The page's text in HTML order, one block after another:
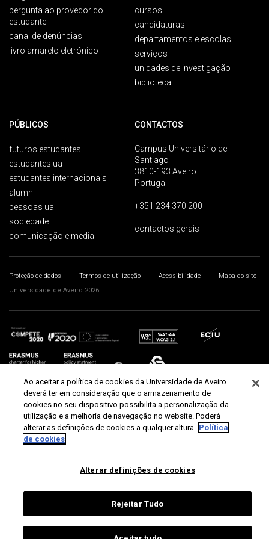
pergunta ao provedor do
estudante
canal de denúncias
livro amarelo eletrónico
cursos
candidaturas
departamentos e escolas
serviços
unidades de investigação
biblioteca
PÚBLICOS
futuros estudantes
estudantes ua
estudantes internacionais
alumni
pessoas ua
sociedade
comunicação e media
CONTACTOS
Campus Universitário de
Santiago
3810-193 Aveiro
Portugal
+351 234 370 200
contactos gerais
Proteção de dados Termos de utilização Acessibilidade
Mapa do site
Universidade de Aveiro 2026
Ao aceitar a política de cookies da Universidade de Aveiro
deverá ter em consideração que o armazenamento de
cookies no seu dispositivo possibilita a personalização da
utilização e a melhoria de navegação no website. Poderá
alterar as definições de cookies a qualquer altura. Política
de cookies
Alterar definições de cookies
Rejeitar Tudo